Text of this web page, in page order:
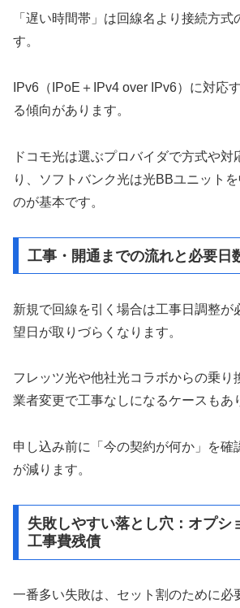
「遅い時間帯」は回線名より接続方
す。
IPv6（IPoE＋IPv4 over IPv6）に対応
る傾向があります。
ドコモ光は選ぶプロバイダで方式や対
り、ソフトバンク光は光BBユニット
のが基本です。
工事・開通までの流れと必要日
新規で回線を引く場合は工事日調整が
望日が取りづらくなります。
フレッツ光や他社光コラボからの乗り
業者変更で工事なしになるケースもあ
申し込み前に「今の契約が何か」を確
が減ります。
失敗しやすい落とし穴：オプシ
工事費残債
一番多い失敗は、セット割のために必